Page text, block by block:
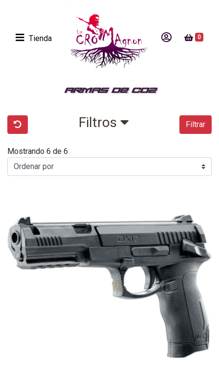
Tienda 0
ARMAS DE CO2
Filtros Filtrar
Mostrando 6 de 6